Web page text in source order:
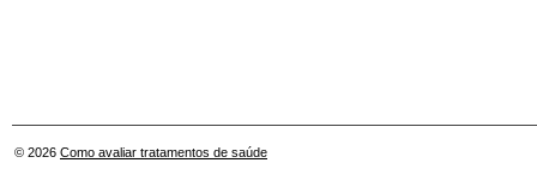
© 2026 Como avaliar tratamentos de saúde